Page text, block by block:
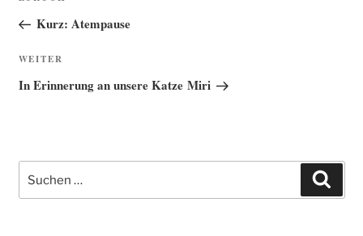
Beitrag
Kurz: Atempause
Nächster
Beitrag
WEITER
In Erinnerung an unsere Katze Miri
nach: